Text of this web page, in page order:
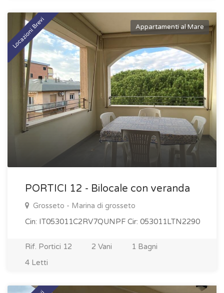
Locazioni Brevi Appartamenti al Mare
PORTICI 12 - Bilocale con veranda
Grosseto - Marina di grosseto
Cin: IT053011C2RV7QUNPF Cir: 053011LTN2290
Rif. Portici 12 2 Vani
1 Bagni
4 Letti